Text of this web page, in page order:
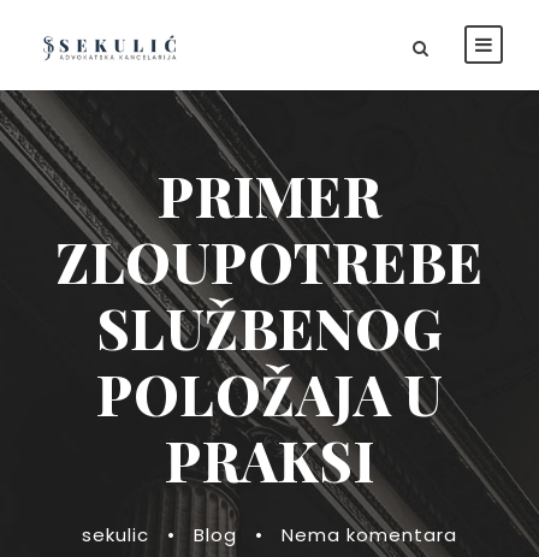
PRIMER
ZLOUPOTREBE
SLUŽBENOG
POLOŽAJA U
PRAKSI
sekulic • Blog • Nema komentara